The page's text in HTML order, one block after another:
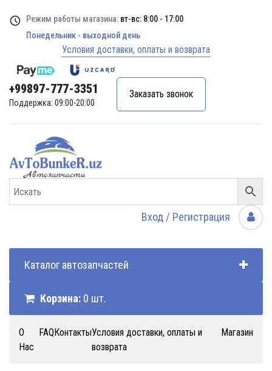
Режим работы магазина: вт-вс: 8:00 - 17:00
Понедельник - выходной день
Условия доставки, оплаты и возврата
+99897-777-3351
Поддержка: 09:00-20:00
Заказать звонок
Вход / Регистрация
Каталог автозапчастей
Корзина: 0 шт.
О
Нас
FAQКонтактыУсловия доставки, оплаты и
возврата
Магазин